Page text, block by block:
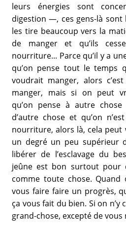
leurs énergies sont
digestion —, ces gens-là
les tire beaucoup vers la
de manger et qu’ils
nourriture... Parce qu’il y a
qu’on pense tout le temps
voudrait manger, alors
manger, mais si on peut
qu’on pense à autre
d’autre chose et qu’on
nourriture, alors là, cela peut
un degré un peu supérieur
libérer de l’esclavage du
jeûne est bon surtout
comme toute chose.
vous faire faire un progrès,
ça vous fait du bien. Si on n’y
grand-chose, excepté de